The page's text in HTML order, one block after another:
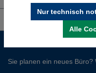
Informationen
Sie planen ein neues
Nur technisch
Alle